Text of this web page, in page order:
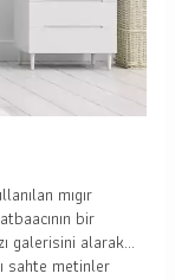
mıgır
bir
galerisini alarak
sahte metinler